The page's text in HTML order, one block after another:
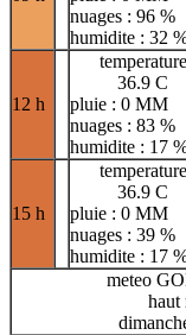
nuages : 96 %
humidite : 32
12 h
temperature
36.9 C
pluie : 0 MM
nuages : 83 %
humidite : 17
15 h
temperature
36.9 C
pluie : 0 MM
nuages : 39 %
humidite : 17
meteo
haut